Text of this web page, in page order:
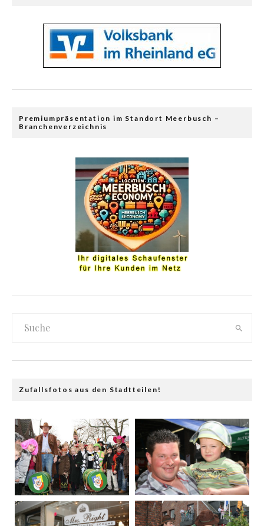
Premiumpräsentation im Standort Meerbusch –
Branchenverzeichnis
Zufallsfotos aus den Stadtteilen!